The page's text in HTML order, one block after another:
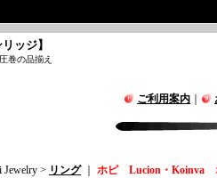
ッジ】
巻の品揃え
ご利用案内
Jewelry > リング｜ ホピ Lucion・Koinva